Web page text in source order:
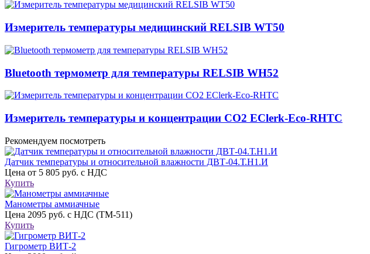
Измеритель температуры медицинский RELSIB WT50
Bluetooth термометр для температуры RELSIB WH52
Измеритель температуры и концентрации CO2 EClerk-Eco-RHTC
Рекомендуем посмотреть
Датчик температуры и относительной влажности ДВТ-04.Т.Н1.И
Цена от 5 805 руб. с НДС
Купить
Манометры аммиачные
Цена 2095 руб. с НДС (ТМ-511)
Купить
Гигрометр ВИТ-2